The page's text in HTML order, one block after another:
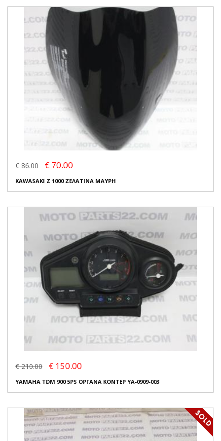
€ 86.00 € 70.00
KAWASAKI Z 1000 ΖΕΛΑΤΙΝΑ ΜΑΥΡΗ
€ 210.00 € 150.00
YAMAHA TDM 900 5PS ΟΡΓΑΝΑ ΚΟΝΤΕΡ YA-0909-003